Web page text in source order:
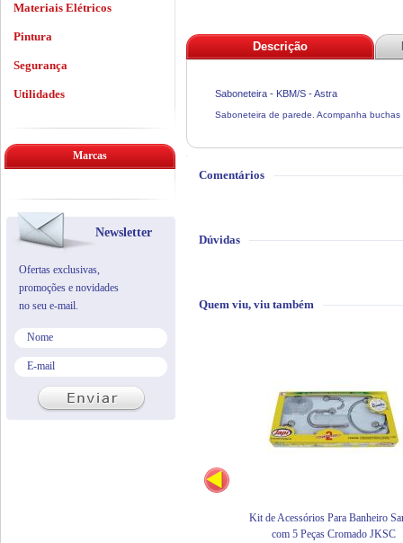
Descrição
Saboneteira - KBM/S - Astra
Saboneteira de parede. Acompanha
Comentários
Dúvidas
Quem viu, viu também
Kit de Acessórios Para Banheiro
com 5 Peças Cromado JKSC
Materiais Elétricos
Pintura
Segurança
Utilidades
Marcas
Newsletter
Ofertas exclusivas,
promoções e novidades
no seu e-mail.